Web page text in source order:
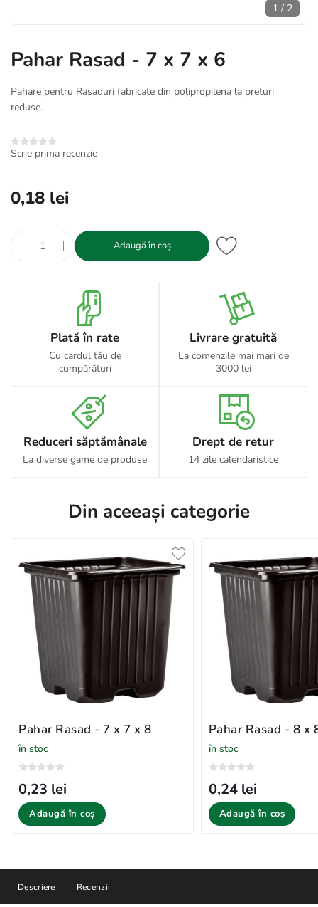
1 / 2
Pahar Rasad - 7 x 7 x 6
Pahare pentru Rasaduri fabricate din polipropilena la preturi
reduse.
Scrie prima recenzie
0,18 lei
Adaugă în coș
Plată în rate
Cu cardul tău de
cumpărături
Livrare gratuită
La comenzile mai mari de
3000 lei
Reduceri săptămânale
La diverse game de produse
Drept de retur
14 zile calendaristice
Din aceeași categorie
Pahar Rasad - 7 x 7 x 8
în stoc
0,23 lei
Adaugă în coș
Pahar Rasad - 8 x
în stoc
0,24 lei
Adaugă în coș
Descriere Recenzii